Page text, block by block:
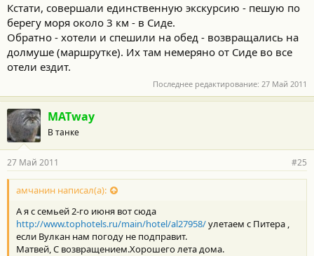
Кстати, совершали единственную экскурсию - пешую по
берегу моря около 3 км - в Сиде.
Обратно - хотели и спешили на обед - возвращались на
долмуше (маршрутке). Их там немеряно от Сиде во все
отели ездит.
Последнее редактирование: 27 Май 2011
MATway
В танке
27 Май 2011 #25
амчанин написал(а):
А я с семьей 2-го июня вот сюда
http://www.tophotels.ru/main/hotel/al27958/улетаем с Питера ,
если Вулкан нам погоду не подправит.
Матвей, С возвращением.Хорошего лета дома.